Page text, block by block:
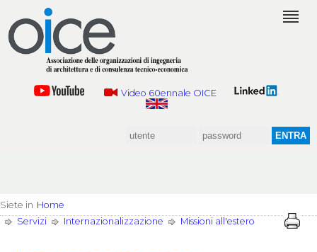
Video 60ennale OICE
Siete in Home
Servizi
Internazionalizzazione Missioni all'estero